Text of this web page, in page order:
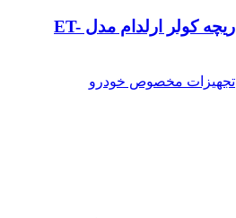
پایه نگهدارنده مگنتی ،دریچه کولر ارلدام مدل ET-
تجهیزات مخصوص خودرو